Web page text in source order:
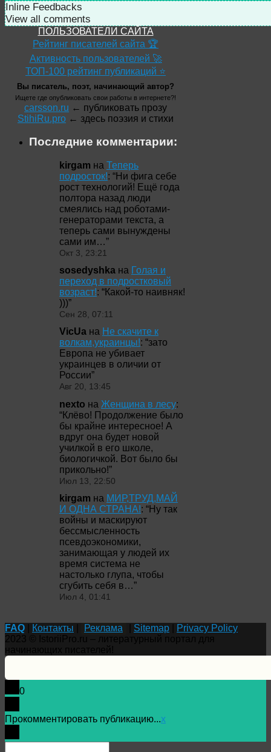
Inline Feedbacks
View all comments
ПОЛЬЗОВАТЕЛИ САЙТА
Рейтинг писателей сайта 🏆
Активность пользователей 🚀
ТОП-100 рейтинг публикаций ⭐
Вы писатель, поэт, начинающий автор?
Ищете где опубликовать свои работы в интернете?!
carsson.ru ← публиковать прозу
StihiRu.pro ← здесь поэзия и стихи
Последние комментарии:
kirgam на Теперь
подросток!: “Ни фига себе
рост технологий! Ещё года
полтора назад люди
смеялись над роботами-
генераторами текста, а
теперь сами вынуждены
сами им…”
Окт 3, 23:21
sosedyshka на Голая и
переход в подростковый
возраст!: “Какой-то наивняк!
)))”
Сен 28, 07:11
VicUa на Не скачите к
волкам,украинцы!: “зато
Европа не убивает
украинцев в оличии от
России”
Авг 20, 13:45
nexto на Женщина в лесу:
“Клёво! Продолжение было
бы крайне интересное! А
вдруг она будет новой
училкой в его школе,
биологичкой. Вот было бы
прикольно!”
Июл 13, 22:50
kirgam на МИР,ТРУД,МАЙ
И ОДНА СТРАНА!: “Ну так
войны и маскируют
бессмысленность
псевдоэкономики,
занимающая у людей их
время система не
настолько глупа, чтобы
сгубить себя в…”
Июл 4, 01:41
FAQ Контакты Реклама Sitemap
Privacy Policy
0
Прокомментировать публикацию...x